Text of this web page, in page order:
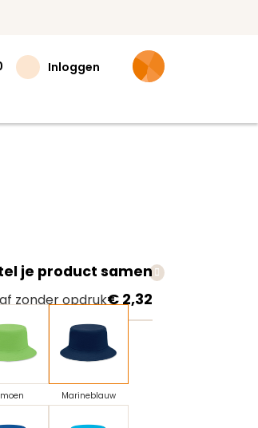
Inloggen
je product samen
zonder opdruk€ 2,32
Marineblauw